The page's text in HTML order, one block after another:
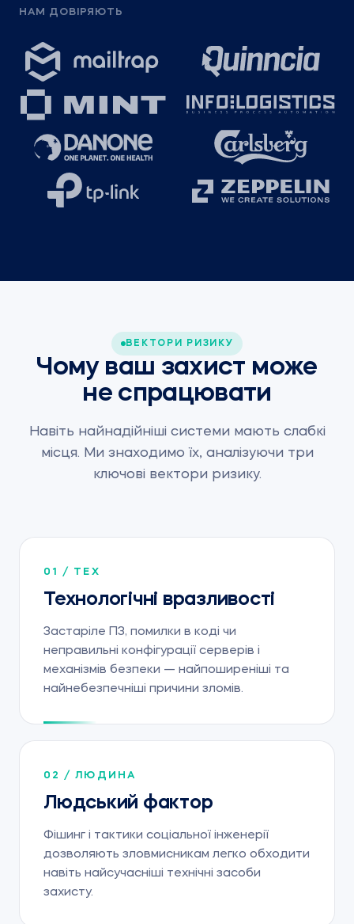
НАМ ДОВІРЯЮТЬ
ВЕКТОРИ РИЗИКУ
Чому ваш захист може
не спрацювати
Навіть найнадійніші системи мають слабкі
місця. Ми знаходимо їх, аналізуючи три
ключові вектори ризику.
01 / ТЕХ
Технологічні вразливості
Застаріле ПЗ, помилки в коді чи
неправильні конфігурації серверів і
механізмів безпеки — найпоширеніші та
найнебезпечніші причини зломів.
02 / ЛЮДИНА
Людський фактор
Фішинг і тактики соціальної інженерії
дозволяють зловмисникам легко обходити
навіть найсучасніші технічні засоби
захисту.